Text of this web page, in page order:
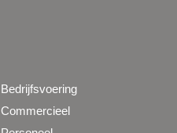
Bedrijfsvoering
Commercieel